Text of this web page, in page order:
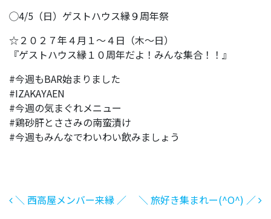
◯4/5（日）ゲストハウス縁９周年祭
☆２０２７年４月１〜４日（木〜日）
『ゲストハウス縁１０周年だよ！みんな集合！！』
#今週もBAR始まりました
#IZAKAYAEN
#今週の気まぐれメニュー
#鶏砂肝とささみの南蛮漬け
#今週もみんなでわいわい飲みましょう
投稿ナビゲーション
＼ 西高屋メンバー来縁 ／ ＼ 旅好き集まれー(^O^) ／